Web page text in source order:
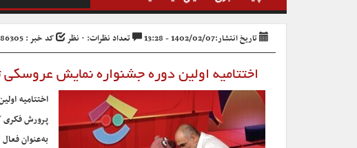
تاریخ انتشار:1402/02/07 - 13:28 تعداد نظرات: ۰ نظر کد خبر : 186305
اختتامیه اولین دوره جشنواره نمایش
اختتامیه
پرورش فکری
به‌عنوان